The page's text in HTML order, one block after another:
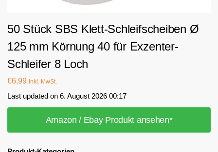
50 Stück SBS Klett-Schleifscheiben Ø
125 mm Körnung 40 für Exzenter-
Schleifer 8 Loch
€6,99 inkl. MwSt.
Last updated on 6. August 2026 00:17
Amazon / Ebay Produkt ansehen*